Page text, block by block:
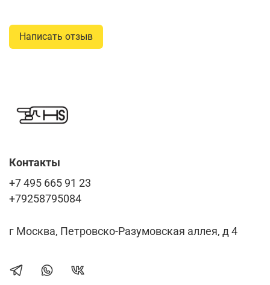
Написать отзыв
Контакты
+7 495 665 91 23
+79258795084
г Москва, Петровско-Разумовская аллея, д 4